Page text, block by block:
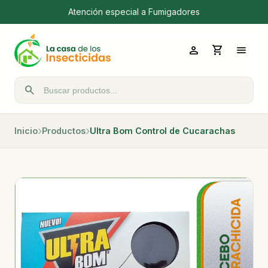
Atención especial a Fumigadores
person shopping_cart menu
Buscar productos
search
Inicio Productos Ultra Bom Control de Cucarachas